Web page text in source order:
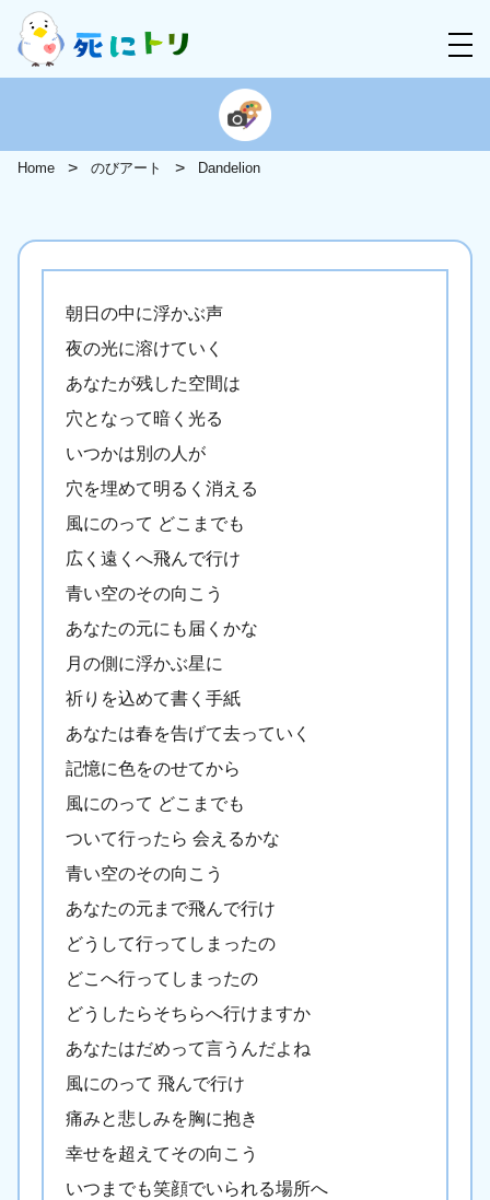
Home のびアート Dandelion
朝日の中に浮かぶ声
夜の光に溶けていく
あなたが残した空間は
穴となって暗く光る
いつかは別の人が
穴を埋めて明るく消える
風にのって どこまでも
広く遠くへ飛んで行け
青い空のその向こう
あなたの元にも届くかな
月の側に浮かぶ星に
祈りを込めて書く手紙
あなたは春を告げて去っていく
記憶に色をのせてから
風にのって どこまでも
ついて行ったら 会えるかな
青い空のその向こう
あなたの元まで飛んで行け
どうして行ってしまったの
どこへ行ってしまったの
どうしたらそちらへ行けますか
あなたはだめって言うんだよね
風にのって 飛んで行け
痛みと悲しみを胸に抱き
幸せを超えてその向こう
いつまでも笑顔でいられる場所へ